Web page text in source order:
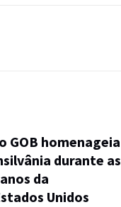
GOB homenageia
durante as
da
Unidos